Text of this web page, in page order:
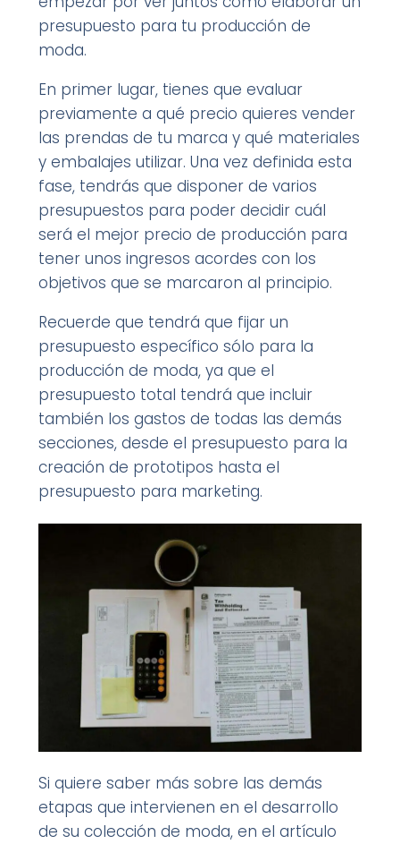
presupuesto para tu producción de
moda.
En primer lugar, tienes que evaluar
previamente a qué precio quieres vender
las prendas de tu marca y qué materiales
y embalajes utilizar. Una vez definida esta
fase, tendrás que disponer de varios
presupuestos para poder decidir cuál
será el mejor precio de producción para
tener unos ingresos acordes con los
objetivos que se marcaron al principio.
Recuerde que tendrá que fijar un
presupuesto específico sólo para la
producción de moda, ya que el
presupuesto total tendrá que incluir
también los gastos de todas las demás
secciones, desde el presupuesto para la
creación de prototipos hasta el
presupuesto para marketing.
Si quiere saber más sobre las demás
etapas que intervienen en el desarrollo
de su colección de moda, en el artículo